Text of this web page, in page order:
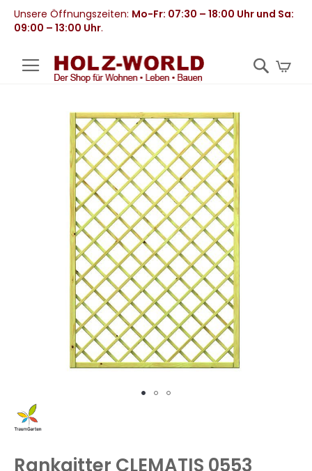
Unsere Öffnungszeiten: Mo-Fr: 07:30 – 18:00 Uhr und Sa:
09:00 – 13:00 Uhr.
Zum
Anfang
springen
Rankgitter CLEMATIS 0553